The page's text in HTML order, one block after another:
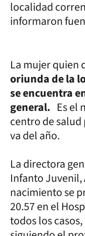
localidad
informaron
La mujer quien
oriunda de la
se encuentra
general. Es el
centro de
va del año.
La directora
Infanto Juvenil,
nacimiento se
20.57 en el
todos los